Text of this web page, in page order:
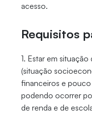
acesso.
Requisitos
1. Estar em
(situação
financeiros e
podendo ocorrer
de renda e de